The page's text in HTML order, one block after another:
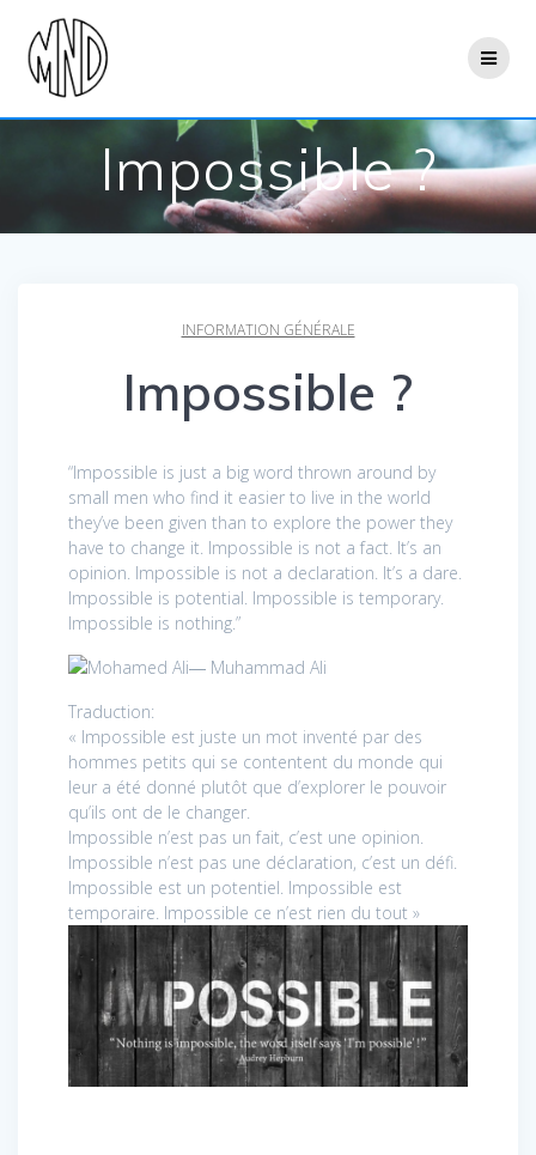
Impossible ?
INFORMATION GÉNÉRALE
Impossible ?
“Impossible is just a big word thrown around by
small men who find it easier to live in the world
they’ve been given than to explore the power they
have to change it. Impossible is not a fact. It’s an
opinion. Impossible is not a declaration. It’s a dare.
Impossible is potential. Impossible is temporary.
Impossible is nothing.”
― Muhammad Ali
Traduction:
« Impossible est juste un mot inventé par des
hommes petits qui se contentent du monde qui
leur a été donné plutôt que d’explorer le pouvoir
qu’ils ont de le changer.
Impossible n’est pas un fait, c’est une opinion.
Impossible n’est pas une déclaration, c’est un défi.
Impossible est un potentiel. Impossible est
temporaire. Impossible ce n’est rien du tout »